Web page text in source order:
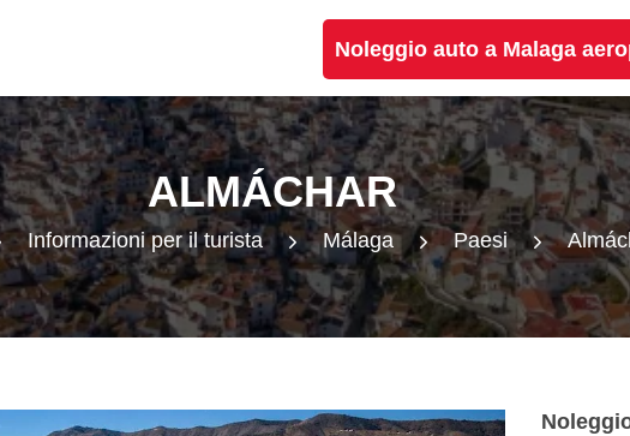
Noleggio auto a Malaga
ALMÁCHAR
Informazioni per il turista Málaga Paesi